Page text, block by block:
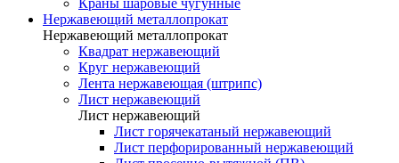
Краны шаровые чугунные
Нержавеющий металлопрокат
Нержавеющий металлопрокат
Квадрат нержавеющий
Круг нержавеющий
Лента нержавеющая (штрипс)
Лист нержавеющий
Лист нержавеющий
Лист горячекатаный нержавеющий
Лист перфорированный нержавеющий